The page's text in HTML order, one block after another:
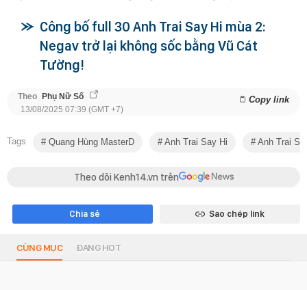
Công bố full 30 Anh Trai Say Hi mùa 2:
Negav trở lại không sốc bằng Vũ Cát
Tường!
Theo Phụ Nữ Số Copy link
13/08/2025 07:39 (GMT +7)
Tags Quang Hùng MasterD Anh Trai Say Hi Anh Trai
Theo dõi Kenh14.vn trên
Chia sẻ Sao chép link
CÙNG MỤC ĐANG HOT